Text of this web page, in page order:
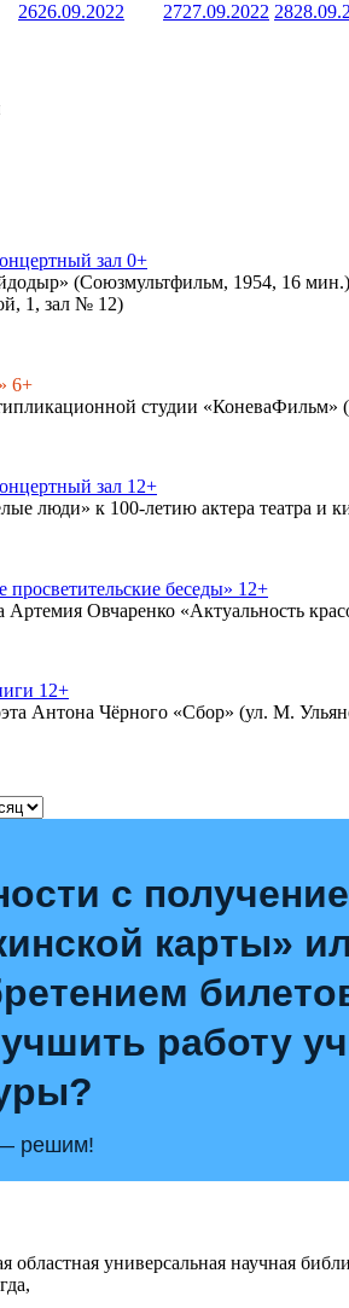
2626.09.2022 2727.09.2022 28
зал 0+
(Союзмультфильм, 1954, 16
1, зал № 12)
6+
студии «КоневаФильм»
зал 12+
люди» к 100-летию актера театра и
просветительские беседы» 12+
Артемия Овчаренко «Актуальность
12+
Антона Чёрного «Сбор» (ул. М.
с
карты»
работу
решим!
универсальная научная